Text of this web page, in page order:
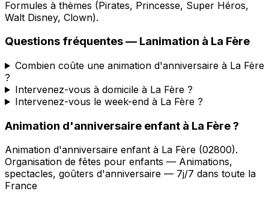
Formules à thèmes (Pirates, Princesse, Super Héros,
Walt Disney, Clown).
Questions fréquentes — Lanimation à La Fère
Combien coûte une animation d'anniversaire à La Fère
?
Intervenez-vous à domicile à La Fère ?
Intervenez-vous le week-end à La Fère ?
Animation d'anniversaire enfant à La Fère?
Animation d'anniversaire enfant à La Fère (02800).
Organisation de fêtes pour enfants — Animations,
spectacles, goûters d'anniversaire — 7j/7 dans toute la
France